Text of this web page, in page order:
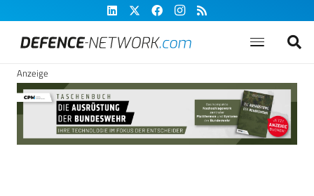
Anzeige